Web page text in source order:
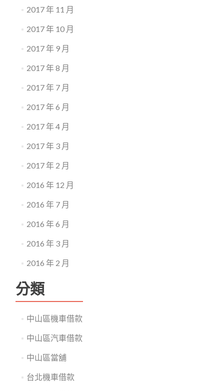
2017 年 11 月
2017 年 10 月
2017 年 9 月
2017 年 8 月
2017 年 7 月
2017 年 6 月
2017 年 4 月
2017 年 3 月
2017 年 2 月
2016 年 12 月
2016 年 7 月
2016 年 6 月
2016 年 3 月
2016 年 2 月
分類
中山區機車借款
中山區汽車借款
中山區當舖
台北機車借款